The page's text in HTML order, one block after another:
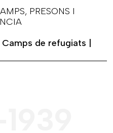
PRESONS I
de refugiats |